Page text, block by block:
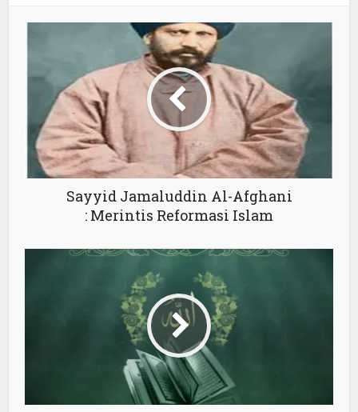
Sayyid Jamaluddin Al-Afghani
: Merintis Reformasi Islam